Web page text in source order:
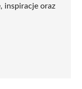
inspiracje oraz